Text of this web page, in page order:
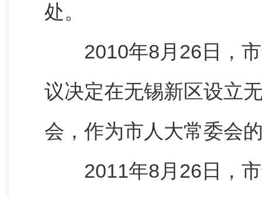
处。
2010年8月26日，市
议决定在无锡新区设立
会，作为市人大常委会
2011年8月26日，市